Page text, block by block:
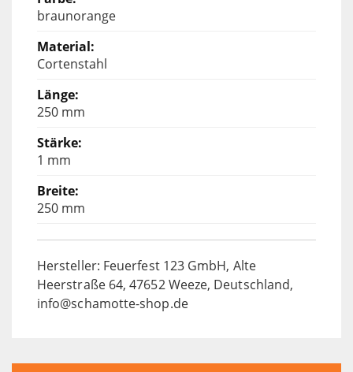
braunorange
Cortenstahl
250 mm
1 mm
250 mm
Hersteller: Feuerfest 123 GmbH, Alte
Heerstraße 64, 47652 Weeze, Deutschland,
info@schamotte-shop.de